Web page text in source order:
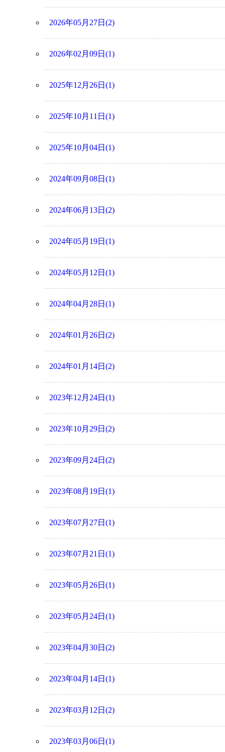
2026年05月27日(2)
2026年02月09日(1)
2025年12月26日(1)
2025年10月11日(1)
2025年10月04日(1)
2024年09月08日(1)
2024年06月13日(2)
2024年05月19日(1)
2024年05月12日(1)
2024年04月28日(1)
2024年01月26日(2)
2024年01月14日(2)
2023年12月24日(1)
2023年10月29日(2)
2023年09月24日(2)
2023年08月19日(1)
2023年07月27日(1)
2023年07月21日(1)
2023年05月26日(1)
2023年05月24日(1)
2023年04月30日(2)
2023年04月14日(1)
2023年03月12日(2)
2023年03月06日(1)